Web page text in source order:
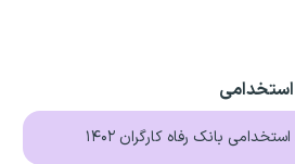
بانک رفاه کارگران ۱۴۰۲